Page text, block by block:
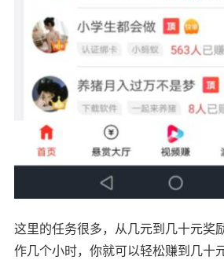
这里的任务很多，从几元到几十元奖
作几个小时，你就可以轻松赚到几十